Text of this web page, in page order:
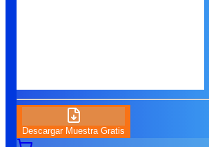
Descargar Muestra Gratis